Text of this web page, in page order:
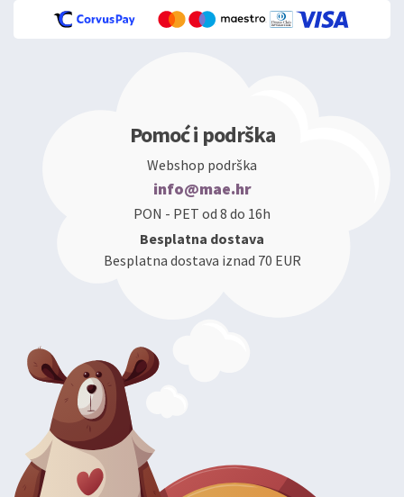
Pomoć i podrška
Webshop podrška
info@mae.hr
PON - PET od 8 do 16h
Besplatna dostava
Besplatna dostava iznad 70 EUR